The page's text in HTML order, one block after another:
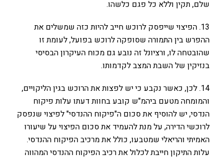
שלם, תקין וללא כל פגם כלשהו.
13. הפיצוי שייפסק לרוכש חייב להיות כזה שמשלים את
ההפרש בין התמורה שסופקה לרוכש בפועל, לעומת זו
שהובטחה לו, ורציונל זה נובע גם מכוח העיקרון הבסיסי
בנזיקין של השבת המצב לקדמותו.
14. לכן, כאשר נקבע כי יש לפצות את הרוכש בגין הליקויים,
והמומחה מטעם ביהמ"ש קובע בחוות דעתו עלות פיקוח
הנדסי, יש להוסיף את סכום ה"פיקוח ההנדסי" לפיצוי שנפסק
לרוכשי הדירה, על מנת להעמיד את סכום הפיצוי על שיעורו
האמיתי והריאלי שמטבעו, כולל את מרכיב הפיקוח ההנדסי.
עלות התיקון חייבת לכלול את רכיב הפיקוח ההנדסי המהווה